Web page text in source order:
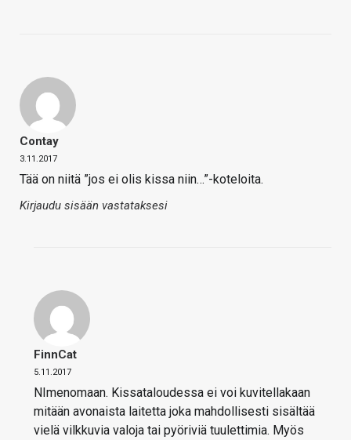
Contay
3.11.2017
Tää on niitä ”jos ei olis kissa niin…”-koteloita.
Kirjaudu sisään vastataksesi
FinnCat
5.11.2017
NImenomaan. Kissataloudessa ei voi kuvitellakaan
mitään avonaista laitetta joka mahdollisesti sisältää
vielä vilkkuvia valoja tai pyöriviä tuulettimia. Myös